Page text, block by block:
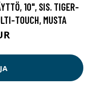
10", SIS. TIGER-
TOUCH, MUSTA